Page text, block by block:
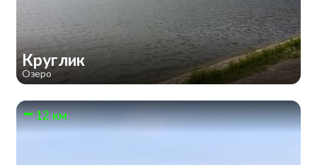
Круглик
Озеро
12 км